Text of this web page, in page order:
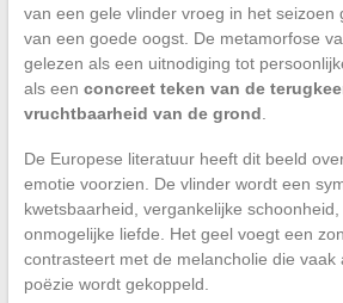
van een gele vlinder vroeg in het seizoen
van een goede oogst. De metamorfose
gelezen als een uitnodiging tot
als een concreet teken van de
vruchtbaarheid van de grond.
De Europese literatuur heeft dit beeld
emotie voorzien. De vlinder wordt een
kwetsbaarheid, vergankelijke
onmogelijke liefde. Het geel voegt een
contrasteert met de melancholie die vaak
poëzie wordt gekoppeld.